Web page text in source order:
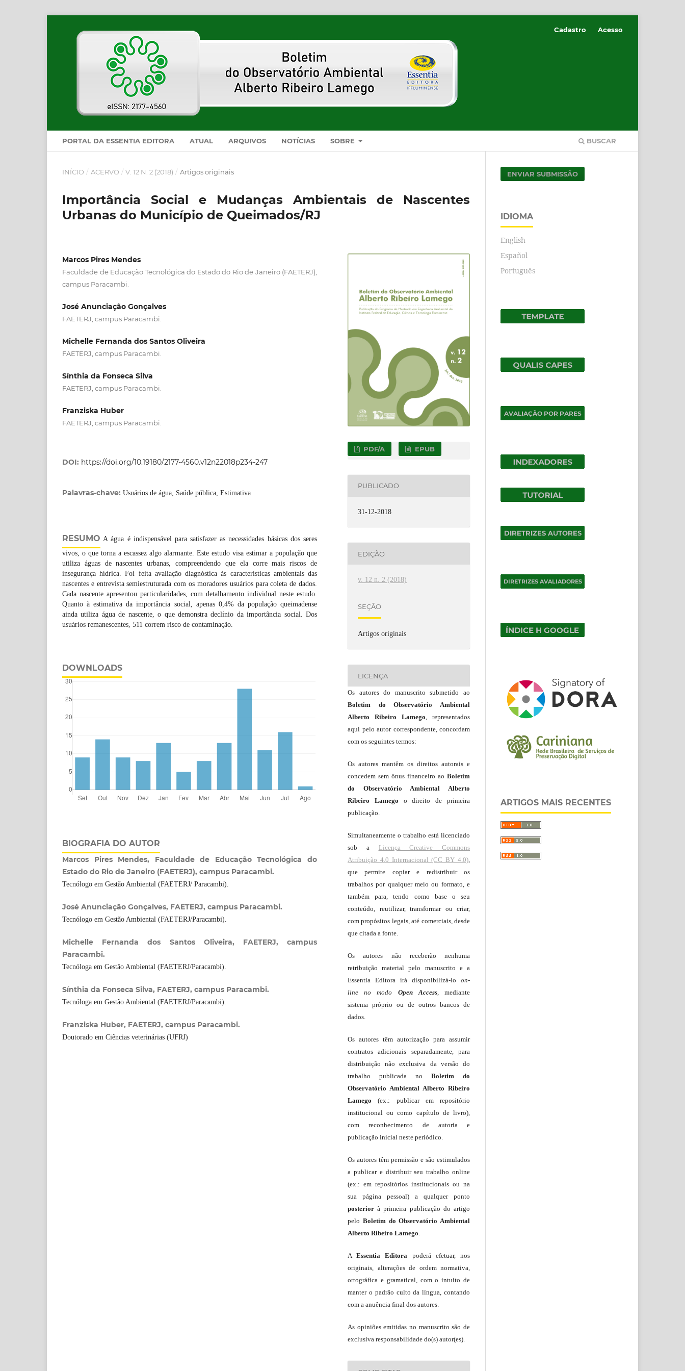
PORTAL DA ESSENTIA EDITORA ATUAL ARQUIVOS NOTÍCIAS SOBRE BUSCAR
Cadastro Acesso
INÍCIO / ACERVO / V. 12 N. 2 (2018) / Artigos originais
Importância Social e Mudanças Ambientais de Nascentes
Urbanas do Município de Queimados/RJ
Marcos Pires Mendes
Faculdade de Educação Tecnológica do Estado do Rio de Janeiro (FAETERJ),
campus Paracambi.
José Anunciação Gonçalves
FAETERJ, campus Paracambi.
Michelle Fernanda dos Santos Oliveira
FAETERJ, campus Paracambi.
Sínthia da Fonseca Silva
FAETERJ, campus Paracambi.
Franziska Huber
FAETERJ, campus Paracambi.
DOI: https://doi.org/10.19180/2177-4560.v12n22018p234-247
Palavras-chave: Usuários de água, Saúde pública, Estimativa
RESUMO A água é indispensável para satisfazer as necessidades básicas dos seres
vivos, o que torna a escassez algo alarmante. Este estudo visa estimar a população que
utiliza águas de nascentes urbanas, compreendendo que ela corre mais riscos de
insegurança hídrica. Foi feita avaliação diagnóstica às características ambientais das
nascentes e entrevista semiestruturada com os moradores usuários para coleta de dados.
Cada nascente apresentou particularidades, com detalhamento individual neste estudo.
Quanto à estimativa da importância social, apenas 0,4% da população queimadense
ainda utiliza água de nascente, o que demonstra declínio da importância social. Dos
usuários remanescentes, 511 correm risco de contaminação.
DOWNLOADS
BIOGRAFIA DO AUTOR
Marcos Pires Mendes, Faculdade de Educação Tecnológica do
Estado do Rio de Janeiro (FAETERJ), campus Paracambi.
Tecnólogo em Gestão Ambiental (FAETERJ/ Paracambi).
José Anunciação Gonçalves, FAETERJ, campus Paracambi.
Tecnólogo em Gestão Ambiental (FAETERJ/Paracambi).
Michelle Fernanda dos Santos Oliveira, FAETERJ, campus
Paracambi.
Tecnóloga em Gestão Ambiental (FAETERJ/Paracambi).
Sínthia da Fonseca Silva, FAETERJ, campus Paracambi.
Tecnóloga em Gestão Ambiental (FAETERJ/Paracambi).
Franziska Huber, FAETERJ, campus Paracambi.
Doutorado em Ciências veterinárias (UFRJ)
PDF/A EPUB
PUBLICADO
31-12-2018
EDIÇÃO
v. 12 n. 2 (2018)
SEÇÃO
Artigos originais
LICENÇA
Os autores do manuscrito submetido ao
Boletim do Observatório Ambiental
Alberto Ribeiro Lamego, representados
aqui pelo autor correspondente, concordam
com os seguintes termos:
Os autores mantêm os direitos autorais e
concedem sem ônus financeiro ao Boletim
do Observatório Ambiental Alberto
Ribeiro Lamego o direito de primeira
publicação.
Simultaneamente o trabalho está licenciado
sob a Licença Creative Commons
Atribuição 4.0 Internacional (CC BY 4.0),
que permite copiar e redistribuir os
trabalhos por qualquer meio ou formato, e
também para, tendo como base o seu
conteúdo, reutilizar, transformar ou criar,
com propósitos legais, até comerciais, desde
que citada a fonte.
Os autores não receberão nenhuma
retribuição material pelo manuscrito e a
Essentia Editora irá disponibilizá-lo on-
line
no modo Open Access, mediante
sistema próprio ou de outros bancos de
dados.
Os autores têm autorização para assumir
contratos adicionais separadamente, para
distribuição não exclusiva da versão do
trabalho publicada no Boletim do
Observatório Ambiental Alberto Ribeiro
Lamego (ex.: publicar em repositório
institucional ou como capítulo de livro),
com reconhecimento de autoria e
publicação inicial neste periódico.
Os autores têm permissão e são estimulados
a publicar e distribuir seu trabalho online
(ex.: em repositórios institucionais ou na
sua página pessoal) a qualquer ponto
posterior à primeira publicação do artigo
pelo Boletim do Observatório Ambiental
Alberto Ribeiro Lamego.
AEssentia Editora poderá efetuar, nos
originais, alterações de ordem normativa,
ortográfica e gramatical, com o intuito de
manter o padrão culto da língua, contando
com a anuência final dos autores.
As opiniões emitidas no manuscrito são de
exclusiva responsabilidade do(s) autor(es).
ENVIAR SUBMISSÃO
IDIOMA
English
Español
Português
ARTIGOS MAIS RECENTES